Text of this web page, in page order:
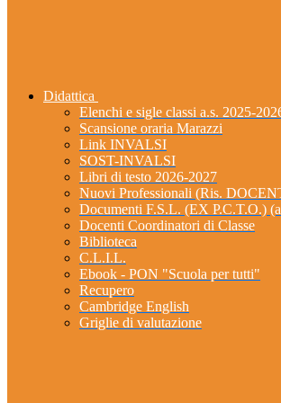
Didattica
Elenchi e sigle classi a.s. 2025-
Scansione oraria Marazzi
Link INVALSI
SOST-INVALSI
Libri di testo 2026-2027
Nuovi Professionali (Ris.
Documenti F.S.L. (EX P.C.T.O.)
Docenti Coordinatori di Classe
Biblioteca
C.L.I.L.
Ebook - PON "Scuola per tutti"
Recupero
Cambridge English
Griglie di valutazione